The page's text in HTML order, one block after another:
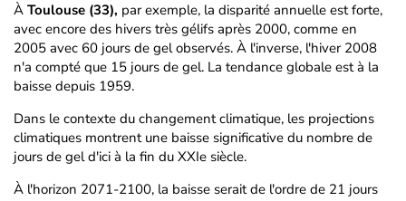
À Toulouse (33), par exemple, la disparité annuelle est forte,
avec encore des hivers très gélifs après 2000, comme en
2005 avec 60 jours de gel observés. À l'inverse, l'hiver 2008
n'a compté que 15 jours de gel. La tendance globale est à la
baisse depuis 1959.
Dans le contexte du changement climatique, les projections
climatiques montrent une baisse significative du nombre de
jours de gel d'ici à la fin du XXIe siècle.
À l'horizon 2071-2100, la baisse serait de l'ordre de 21 jours